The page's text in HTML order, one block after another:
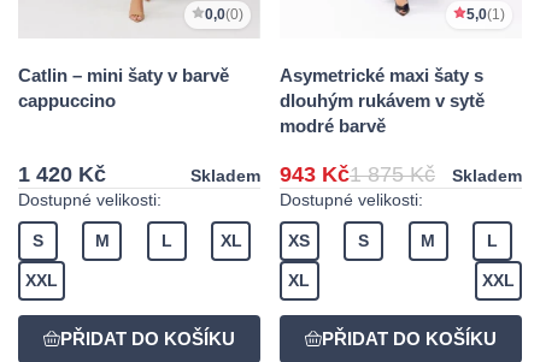
0,0(0)
Catlin – mini šaty v barvě
cappuccino
1 420 Kč
Skladem
Dostupné velikosti:
S M L XL
XXL
5,0(1)
Asymetrické maxi šaty s
dlouhým rukávem v sytě
modré barvě
943 Kč1 875 Kč
Skladem
Dostupné velikosti:
XS S M L
XL XXL